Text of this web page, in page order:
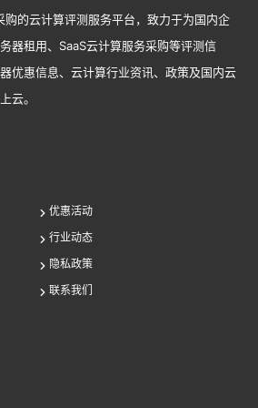
购的云计算评测服务平台，致力于为国内企
器租用、SaaS云计算服务采购等评测信
优惠信息、云计算行业资讯、政策及国内云
云。
优惠活动
行业动态
隐私政策
联系我们